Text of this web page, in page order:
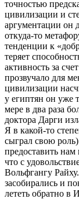
точностью
цивилизации и
аргументации он
откуда‑то
тенденции к
теряет
активность за
прозвучало для
цивилизации
у египтян он уже
мере в два раза
доктора Дарги
Я в какой‑то
сыграл свою
предоставить
что с
Вольфгангу
засобирались и
лететь обратно в